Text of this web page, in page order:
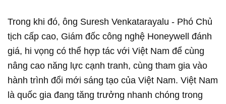
Trong khi đó, ông Suresh Venkatarayalu - Phó Chủ
tịch cấp cao, Giám đốc công nghệ Honeywell đánh
giá, hi vọng có thể hợp tác với Việt Nam để cùng
nâng cao năng lực cạnh tranh, cùng tham gia vào
hành trình đổi mới sáng tạo của Việt Nam. Việt Nam
là quốc gia đang tăng trưởng nhanh chóng trong